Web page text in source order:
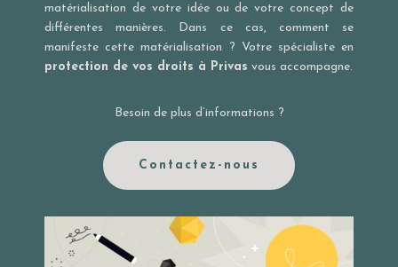
matérialisation de votre idée ou de votre concept de
différentes manières. Dans ce cas, comment se
manifeste cette matérialisation ? Votre spécialiste en
protection de vos droits à Privas vous accompagne.
Besoin de plus d’informations ?
Contactez-nous